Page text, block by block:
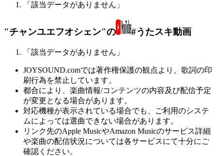
「該当データがありません」
"チャンユエフオシェン"の #うたスキ動画
「該当データがありません」
JOYSOUND.comでは著作権保護の観点より、歌詞の印
刷行為を禁止しています。
都合により、楽曲情報/コンテンツの内容及び配信予定
が変更となる場合があります。
対応機種が表示されている場合でも、ご利用のシステ
ムによっては選曲できない場合があります。
リンク先のApple MusicやAmazon Musicのサービス詳細
や楽曲の配信状況については各サービスにて十分にご
確認ください。